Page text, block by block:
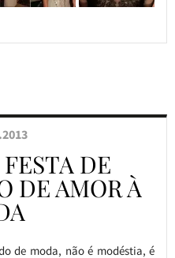
DE
DE AMOR À
de moda, não é modéstia, é